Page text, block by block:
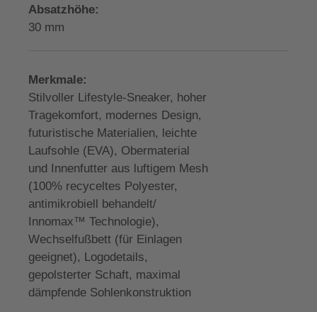
Absatzhöhe:
30 mm
Merkmale:
Stilvoller Lifestyle-Sneaker, hoher
Tragekomfort, modernes Design,
futuristische Materialien, leichte
Laufsohle (EVA), Obermaterial
und Innenfutter aus luftigem Mesh
(100% recyceltes Polyester,
antimikrobiell behandelt/
Innomax™ Technologie),
Wechselfußbett (für Einlagen
geeignet), Logodetails,
gepolsterter Schaft, maximal
dämpfende Sohlenkonstruktion